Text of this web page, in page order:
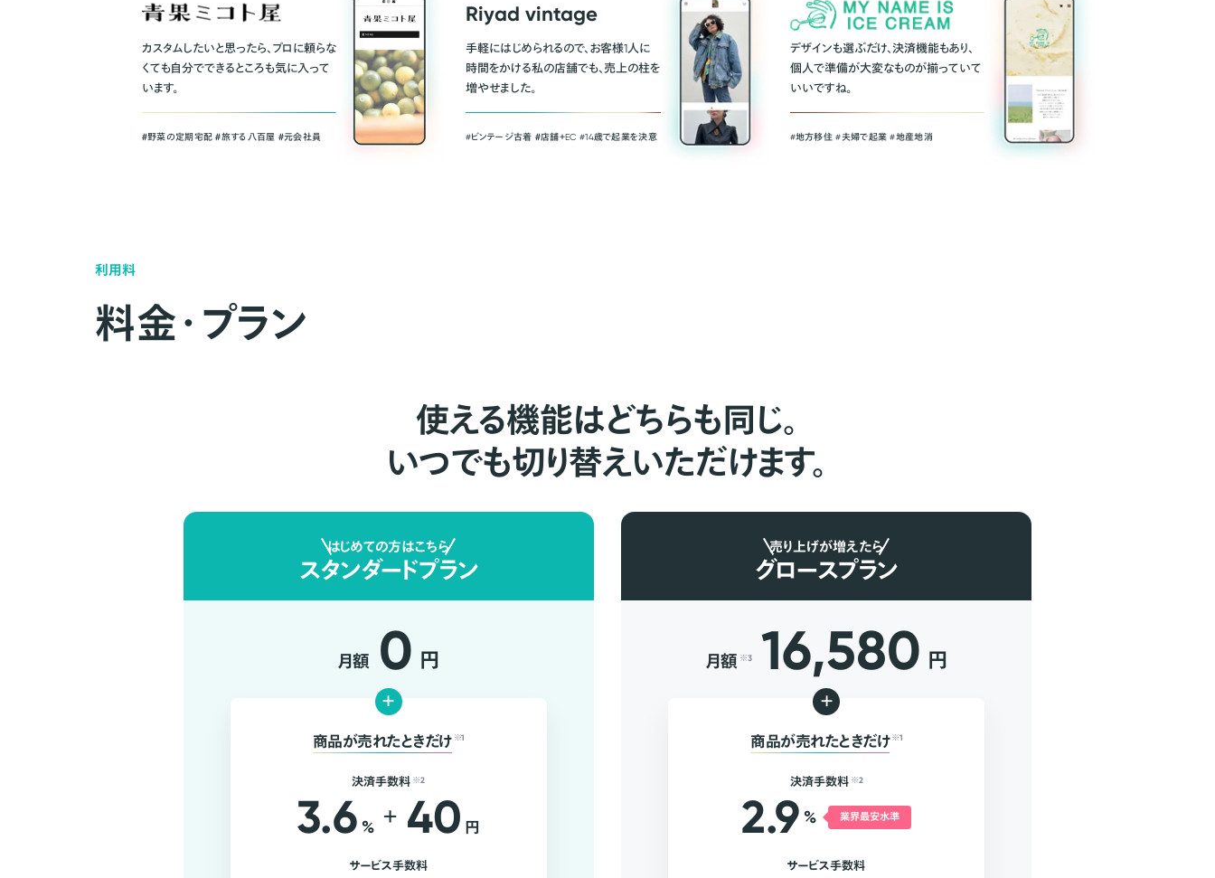
カスタムしたいと思ったら、プロに頼らな
くても自分でできるところも気に入って
います。
＃野菜の定期宅配 ＃旅する八百屋 ＃元会社員
Riyad vintage
手軽にはじめられるので、お客様1人に
時間をかける私の店舗でも、売上の柱を
増やせました。
#ビンテージ古着 ＃店舗＋EC #14歳で起業を決意
デザインも選ぶだけ、決済機能もあり、
個人で準備が大変なものが揃っていて
いいですね。
#地方移住 #夫婦で起業 #地産地消
利用料
料金・プラン
使える機能はどちらも同じ。
いつでも切り替えいただけます。
はじめての方はこちら
スタンダードプラン
月額 0 円
+
商品が売れたときだけ ※1
決済手数料 ※2
3.6 % + 40 円
サービス手数料
売り上げが増えたら
グロースプラン
月額 ※3 16,580 円
+
商品が売れたときだけ ※1
決済手数料 ※2
2.9 % 業界最安水準
サービス手数料